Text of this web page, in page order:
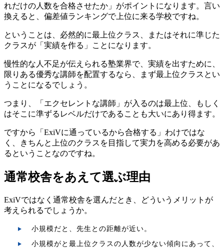
れだけの人数を合格させたか」がポイントになります。言い
換えると、偏差値ランキングで上位に来る学校ですね。
ということは、必然的に最上位クラス、またはそれに準じた
クラスが「実績を作る」ことになります。
慢性的な人不足が伝えられる塾業界で、実績を出すために、
限りある優秀な講師を配置するなら、まず最上位クラスとい
うことになるでしょう。
つまり、「エクセレントな講師」が入るのは最上位、もしく
はそこに準ずるレベルだけであることも大いにあり得ます。
ですから「ExiVに通っているから合格する」わけではな
く、きちんと上位のクラスを目指して実力を高める必要があ
るということなのですね。
通常校舎をあえて選ぶ理由
ExiVではなく通常校舎を選んだとき、どういうメリットが
考えられるでしょうか。
小規模だと、先生との距離が近い。
小規模がと最上位クラスの人数が少ない傾向にあって、